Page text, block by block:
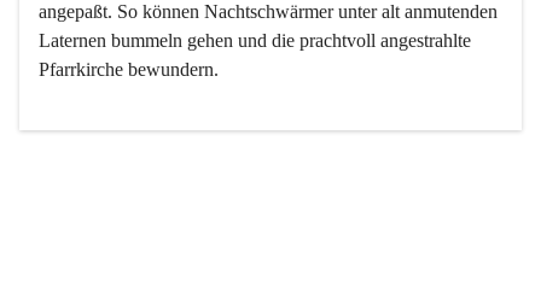
angepaßt. So können Nachtschwärmer unter alt anmutenden
Laternen bummeln gehen und die prachtvoll angestrahlte
Pfarrkirche bewundern.
Der Weinbau dominert heute nicht mehr, ist aber integrativer